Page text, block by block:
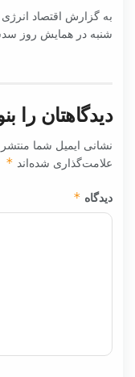
به گزارش اقتصاد
شنبه در همایش روز
دیدگاهتان را
نشانی ایمیل شما
علامت‌گذاری شده‌اند *
دیدگاه *